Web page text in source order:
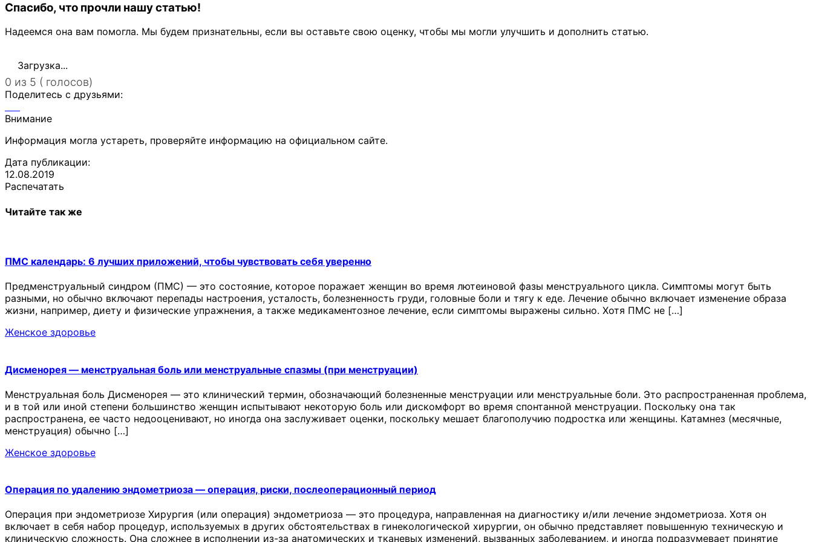
Спасибо, что прочли нашу статью!
Надеемся она вам помогла. Мы будем признательны, если вы оставьте свою оценку, чтобы мы могли улучшить и дополнить статью.
Загрузка...
0 из 5 ( голосов)
Поделитесь с друзьями:
Внимание
Информация могла устареть, проверяйте информацию на официальном сайте.
Дата публикации:
12.08.2019
Распечатать
Читайте так же
ПМС календарь: 6 лучших приложений, чтобы чувствовать себя уверенно
Предменструальный синдром (ПМС) — это состояние, которое поражает женщин во время лютеиновой фазы менструального цикла. Симптомы могут быть
разными, но обычно включают перепады настроения, усталость, болезненность груди, головные боли и тягу к еде. Лечение обычно включает изменение образа
жизни, например, диету и физические упражнения, а также медикаментозное лечение, если симптомы выражены сильно. Хотя ПМС не […]
Женское здоровье
Дисменорея — менструальная боль или менструальные спазмы (при менструации)
Менструальная боль Дисменорея — это клинический термин, обозначающий болезненные менструации или менструальные боли. Это распространенная проблема,
и в той или иной степени большинство женщин испытывают некоторую боль или дискомфорт во время спонтанной менструации. Поскольку она так
распространена, ее часто недооценивают, но иногда она заслуживает оценки, поскольку мешает благополучию подростка или женщины. Катамнез (месячные,
менструация) обычно […]
Женское здоровье
Операция по удалению эндометриоза — операция, риски, послеоперационный период
Операция при эндометриозе Хирургия (или операция) эндометриоза — это процедура, направленная на диагностику и/или лечение эндометриоза. Хотя он
включает в себя набор процедур, используемых в других обстоятельствах в гинекологической хирургии, он обычно представляет повышенную техническую и
клиническую сложность. Она сложнее в исполнении из-за анатомических и тканевых изменений, вызванных заболеванием, и иногда подразумевает принятие